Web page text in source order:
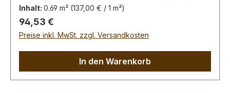
dennoch äußerst zug.- und reißfest. Rein
pflanzliche Gerbung ohne
Oberflächenbehandlung. Die Kängurus leben im
Freiland, kleinere Narben von Dornstichen u.ä.
wenig prägnant.Bei Bestellung von diesem Stück
erhalten Sie ein 0,69 m² großes Leder. Das
Inhalt: 0.69 m² (137,00 € / 1 m²)
Regulärer Preis:
94,53 €
Preise inkl. MwSt. zzgl. Versandkosten
In den Warenkorb